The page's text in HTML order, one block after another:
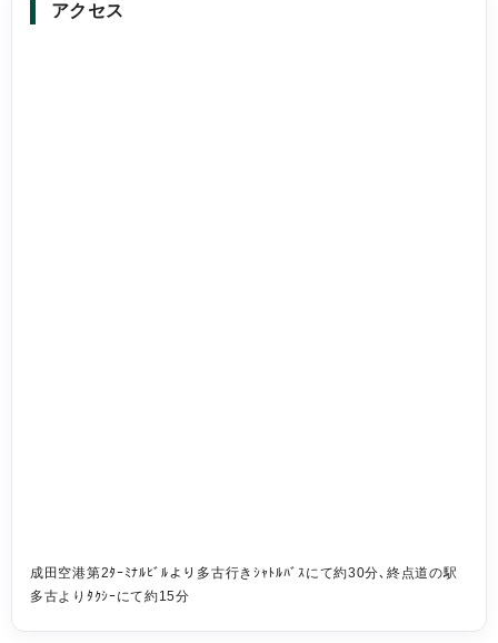
アクセス
成田空港第2ﾀｰﾐﾅﾙﾋﾞﾙより多古行きｼｬﾄﾙﾊﾞｽにて約30分､終点道の駅
多古よりﾀｸｼｰにて約15分